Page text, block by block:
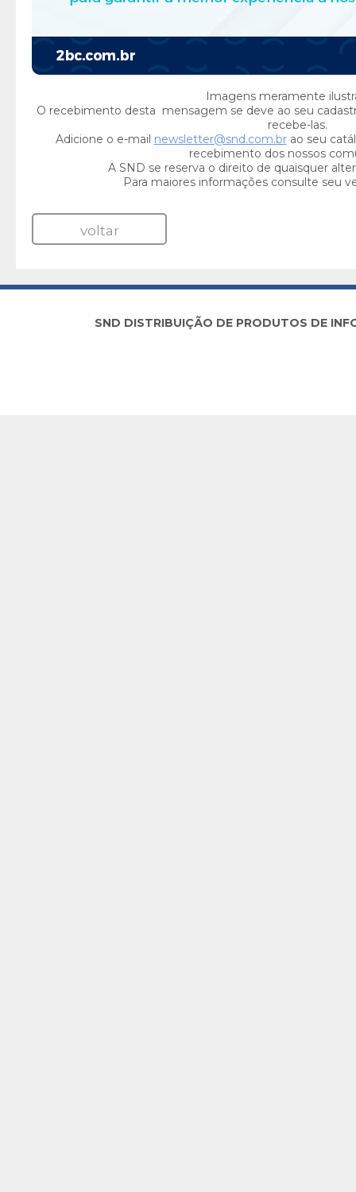
Imagens meramente
O recebimento desta mensagem se deve ao seu
recebe-las.
Adicione o e-mail newsletter@snd.com.brao seu
recebimento dos nossos
A SND se reserva o direito de quaisquer
Para maiores informações consulte seu
voltar
SND DISTRIBUIÇÃO DE PRODUTOS DE